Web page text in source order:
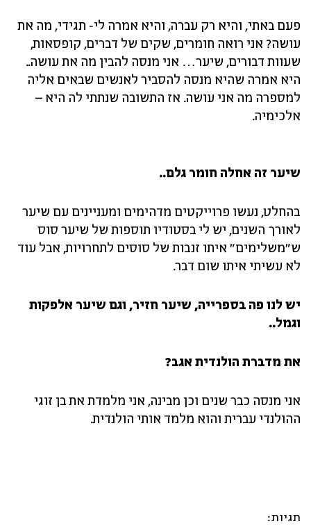
פעם באתי, והיא רק עברה, והיא אמרה לי- תגידי, מה את
עושה? אני רואה חומרים, שקים של דברים, קופסאות,
שעוות דבורים, שיער… אני מנסה להבין מה את עושה..
היא אמרה שהיא מנסה להסביר לאנשים שבאים אליה
למספרה מה אני עושה. אז התשובה שנתתי לה היא –
אלכימיה.
שיער זה אחלה חומר גלם..
בהחלט, נעשו פרוייקטים מדהימים ומעניינים עם שיער
לאורך השנים, יש לי בסטודיו תוספות של שיער סוס
ש"משלימים" איתו זנבות של סוסים לתחרויות, אבל עוד
לא עשיתי איתו שום דבר.
יש לנו פה בספרייה, שיער חזיר, וגם שיער אלפקות
וגמל..
את מדברת הולנדית אגב?
אני מנסה כבר שנים וכן מבינה, אני מלמדת את בן זוגי
ההולנדי עברית והוא מלמד אותי הולנדית.
תגיות: